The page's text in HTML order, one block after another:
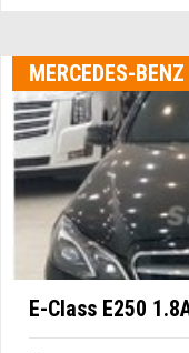
MERCEDES-BENZ
E-Class E250